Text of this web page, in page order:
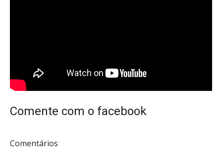
Comente com o facebook
Comentários